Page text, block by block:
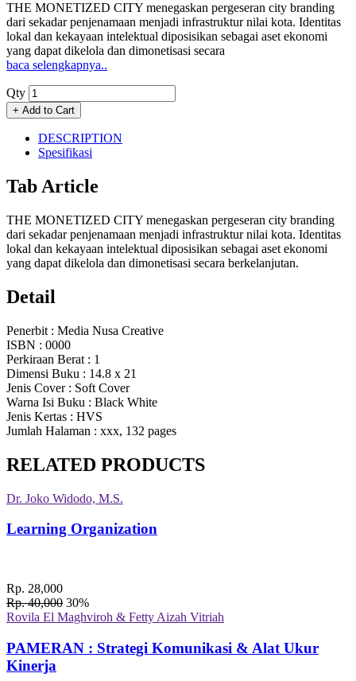
THE MONETIZED CITY menegaskan pergeseran city branding
dari sekadar penjenamaan menjadi infrastruktur nilai kota. Identitas
lokal dan kekayaan intelektual diposisikan sebagai aset ekonomi
yang dapat dikelola dan dimonetisasi secara
baca selengkapnya..
Qty
DESCRIPTION
Spesifikasi
Tab Article
THE MONETIZED CITY menegaskan pergeseran city branding
dari sekadar penjenamaan menjadi infrastruktur nilai kota. Identitas
lokal dan kekayaan intelektual diposisikan sebagai aset ekonomi
yang dapat dikelola dan dimonetisasi secara berkelanjutan.
Detail
Penerbit : Media Nusa Creative
ISBN : 0000
Perkiraan Berat : 1
Dimensi Buku : 14.8 x 21
Jenis Cover : Soft Cover
Warna Isi Buku : Black White
Jenis Kertas : HVS
Jumlah Halaman : xxx, 132 pages
RELATED PRODUCTS
Dr. Joko Widodo, M.S.
Learning Organization
Rp. 28,000
Rp. 40,000 30%
Rovila El Maghviroh & Fetty Aizah Vitriah
PAMERAN : Strategi Komunikasi & Alat Ukur
Kinerja